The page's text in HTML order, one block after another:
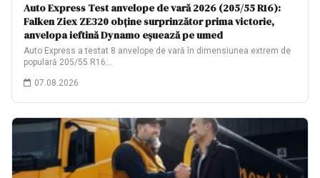
Auto Express Test anvelope de vară 2026 (205/55 R16):
Falken Ziex ZE320 obține surprinzător prima victorie,
anvelopa ieftină Dynamo eșuează pe umed
Auto Express a testat 8 anvelope de vară în dimensiunea extrem de
populară 205/55 R16…
07.08.2026